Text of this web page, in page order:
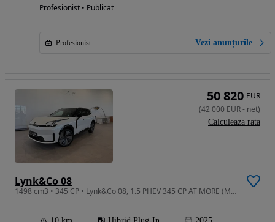
Profesionist • Publicat
Profesionist Vezi anunțurile
Lynk&Co 08
1498 cm3 • 345 CP • Lynk&Co 08, 1.5 PHEV 345 CP AT MORE (MY 2026
50 820 EUR
(42 000 EUR- net)
Calculeaza rata